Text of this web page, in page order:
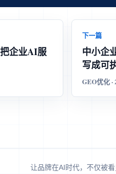
企业AI服
下一篇
中小企
写成可
GEO优化 ·
让品牌在AI时代，不仅被